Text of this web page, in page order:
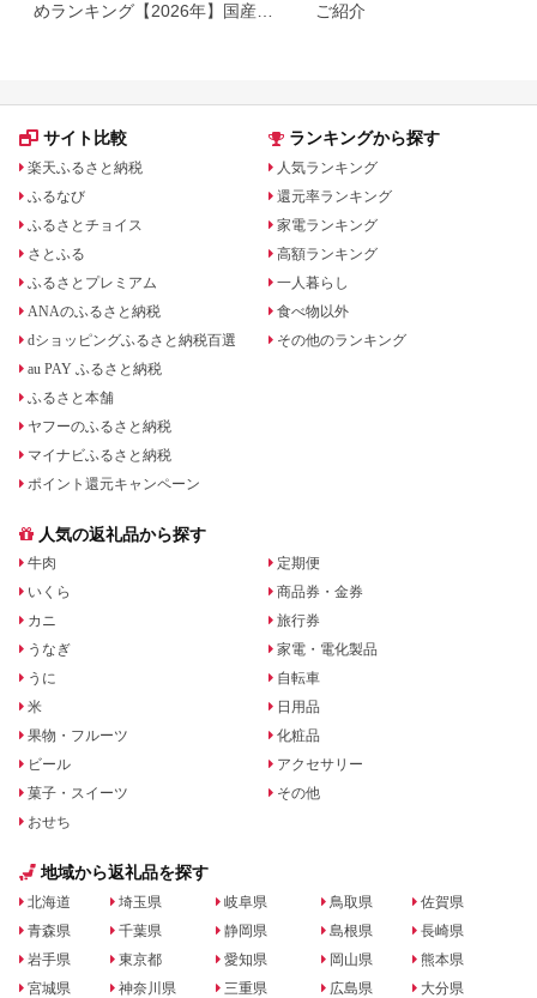
めランキング【2026年】国産・
ご紹介
サイト比較
楽天ふるさと納税
ふるなび
ふるさとチョイス
さとふる
ふるさとプレミアム
ANAのふるさと納税
dショッピングふるさと納税百選
au PAY ふるさと納税
ふるさと本舗
ヤフーのふるさと納税
マイナビふるさと納税
ポイント還元キャンペーン
ランキングから探す
人気ランキング
還元率ランキング
家電ランキング
高額ランキング
一人暮らし
食べ物以外
その他のランキング
人気の返礼品から探す
牛肉
いくら
カニ
うなぎ
うに
米
果物・フルーツ
ビール
菓子・スイーツ
おせち
定期便
商品券・金券
旅行券
家電・電化製品
自転車
日用品
化粧品
アクセサリー
その他
地域から返礼品を探す
北海道
青森県
岩手県
宮城県
埼玉県
千葉県
東京都
神奈川県
岐阜県
静岡県
愛知県
三重県
鳥取県
島根県
岡山県
広島県
佐賀県
長崎県
熊本県
大分県